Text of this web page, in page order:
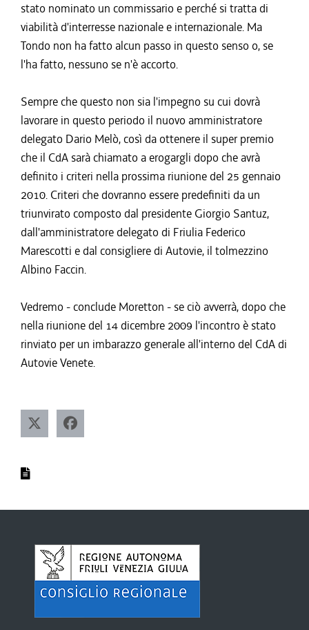
stato nominato un commissario e perché si tratta di
viabilità d'interresse nazionale e internazionale. Ma
Tondo non ha fatto alcun passo in questo senso o, se
l'ha fatto, nessuno se n'è accorto.
Sempre che questo non sia l'impegno su cui dovrà
lavorare in questo periodo il nuovo amministratore
delegato Dario Melò, così da ottenere il super premio
che il CdA sarà chiamato a erogargli dopo che avrà
definito i criteri nella prossima riunione del 25 gennaio
2010. Criteri che dovranno essere predefiniti da un
triunvirato composto dal presidente Giorgio Santuz,
dall'amministratore delegato di Friulia Federico
Marescotti e dal consigliere di Autovie, il tolmezzino
Albino Faccin.
Vedremo - conclude Moretton - se ciò avverrà, dopo che
nella riunione del 14 dicembre 2009 l'incontro è stato
rinviato per un imbarazzo generale all'interno del CdA di
Autovie Venete.